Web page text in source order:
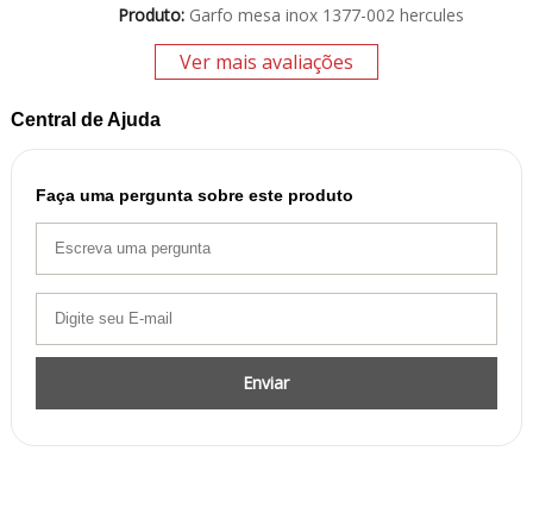
Produto:Garfo mesa inox 1377-002 hercules
Ver mais avaliações
Central de Ajuda
Faça uma pergunta sobre este produto
Enviar